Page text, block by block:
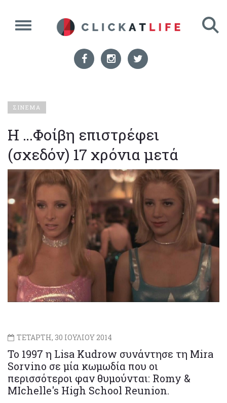
ΣΙΝΕΜΑ
Η …Φοίβη επιστρέφει
(σχεδόν) 17 χρόνια μετά
ΤΕΤΑΡΤΗ, 30 ΙΟΥΛΙΟΥ 2014
To 1997 η Lisa Kudrow συνάντησε τη Mira
Sorvino σε μία κωμωδία που οι
περισσότεροι φαν θυμούνται: Romy &
MIchelle's High School Reunion.